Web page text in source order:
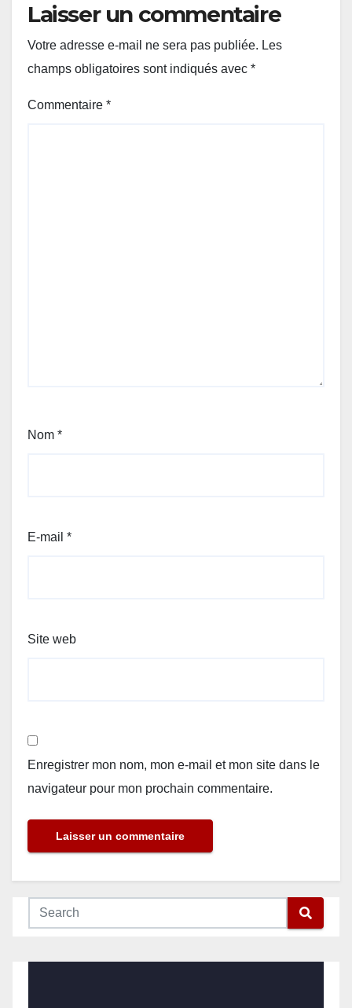
Laisser un commentaire
Votre adresse e-mail ne sera pas publiée. Les
champs obligatoires sont indiqués avec *
Commentaire *
Nom *
E-mail *
Site web
Enregistrer mon nom, mon e-mail et mon site dans le
navigateur pour mon prochain commentaire.